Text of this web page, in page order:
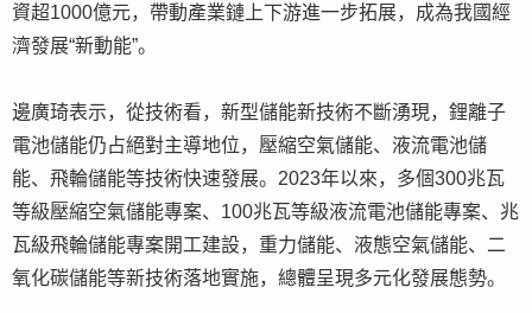
資超1000億元，帶動產業鏈上下游進一步拓展，成為我國經
濟發展“新動能”。
邊廣琦表示，從技術看，新型儲能新技術不斷湧現，鋰離子
電池儲能仍占絕對主導地位，壓縮空氣儲能、液流電池儲
能、飛輪儲能等技術快速發展。2023年以來，多個300兆瓦
等級壓縮空氣儲能專案、100兆瓦等級液流電池儲能專案、兆
瓦級飛輪儲能專案開工建設，重力儲能、液態空氣儲能、二
氧化碳儲能等新技術落地實施，總體呈現多元化發展態勢。